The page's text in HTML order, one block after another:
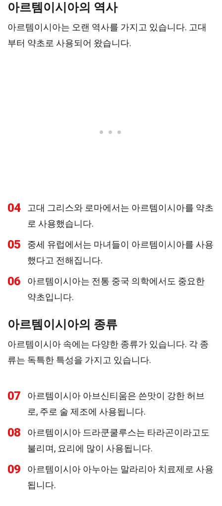
아르템이시아의 역사
아르템이시아는 오랜 역사를 가지고 있습니다. 고대
부터 약초로 사용되어 왔습니다.
04
고대 그리스와 로마에서는 아르템이시아를 약초
로 사용했습니다.
05
중세 유럽에서는 마녀들이 아르템이시아를 사용
했다고 전해집니다.
06
아르템이시아는 전통 중국 의학에서도 중요한
약초입니다.
아르템이시아의 종류
아르템이시아 속에는 다양한 종류가 있습니다. 각 종
류는 독특한 특성을 가지고 있습니다.
07
아르템이시아 아브신티움은 쓴맛이 강한 허브
로, 주로 술 제조에 사용됩니다.
08
아르템이시아 드라쿤쿨루스는 타라곤이라고도
불리며, 요리에 많이 사용됩니다.
09
아르템이시아 아누아는 말라리아 치료제로 사용
됩니다.